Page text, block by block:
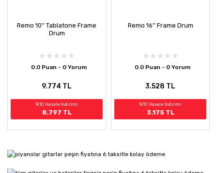
Remo 10'' Tablatone Frame
Drum
0.0 Puan - 0 Yorum
9.774 TL
%10 Havale İndirimi
8.797 TL
Remo 16'' Frame Drum
0.0 Puan - 0 Yorum
3.528 TL
%10 Havale İndirimi
3.175 TL